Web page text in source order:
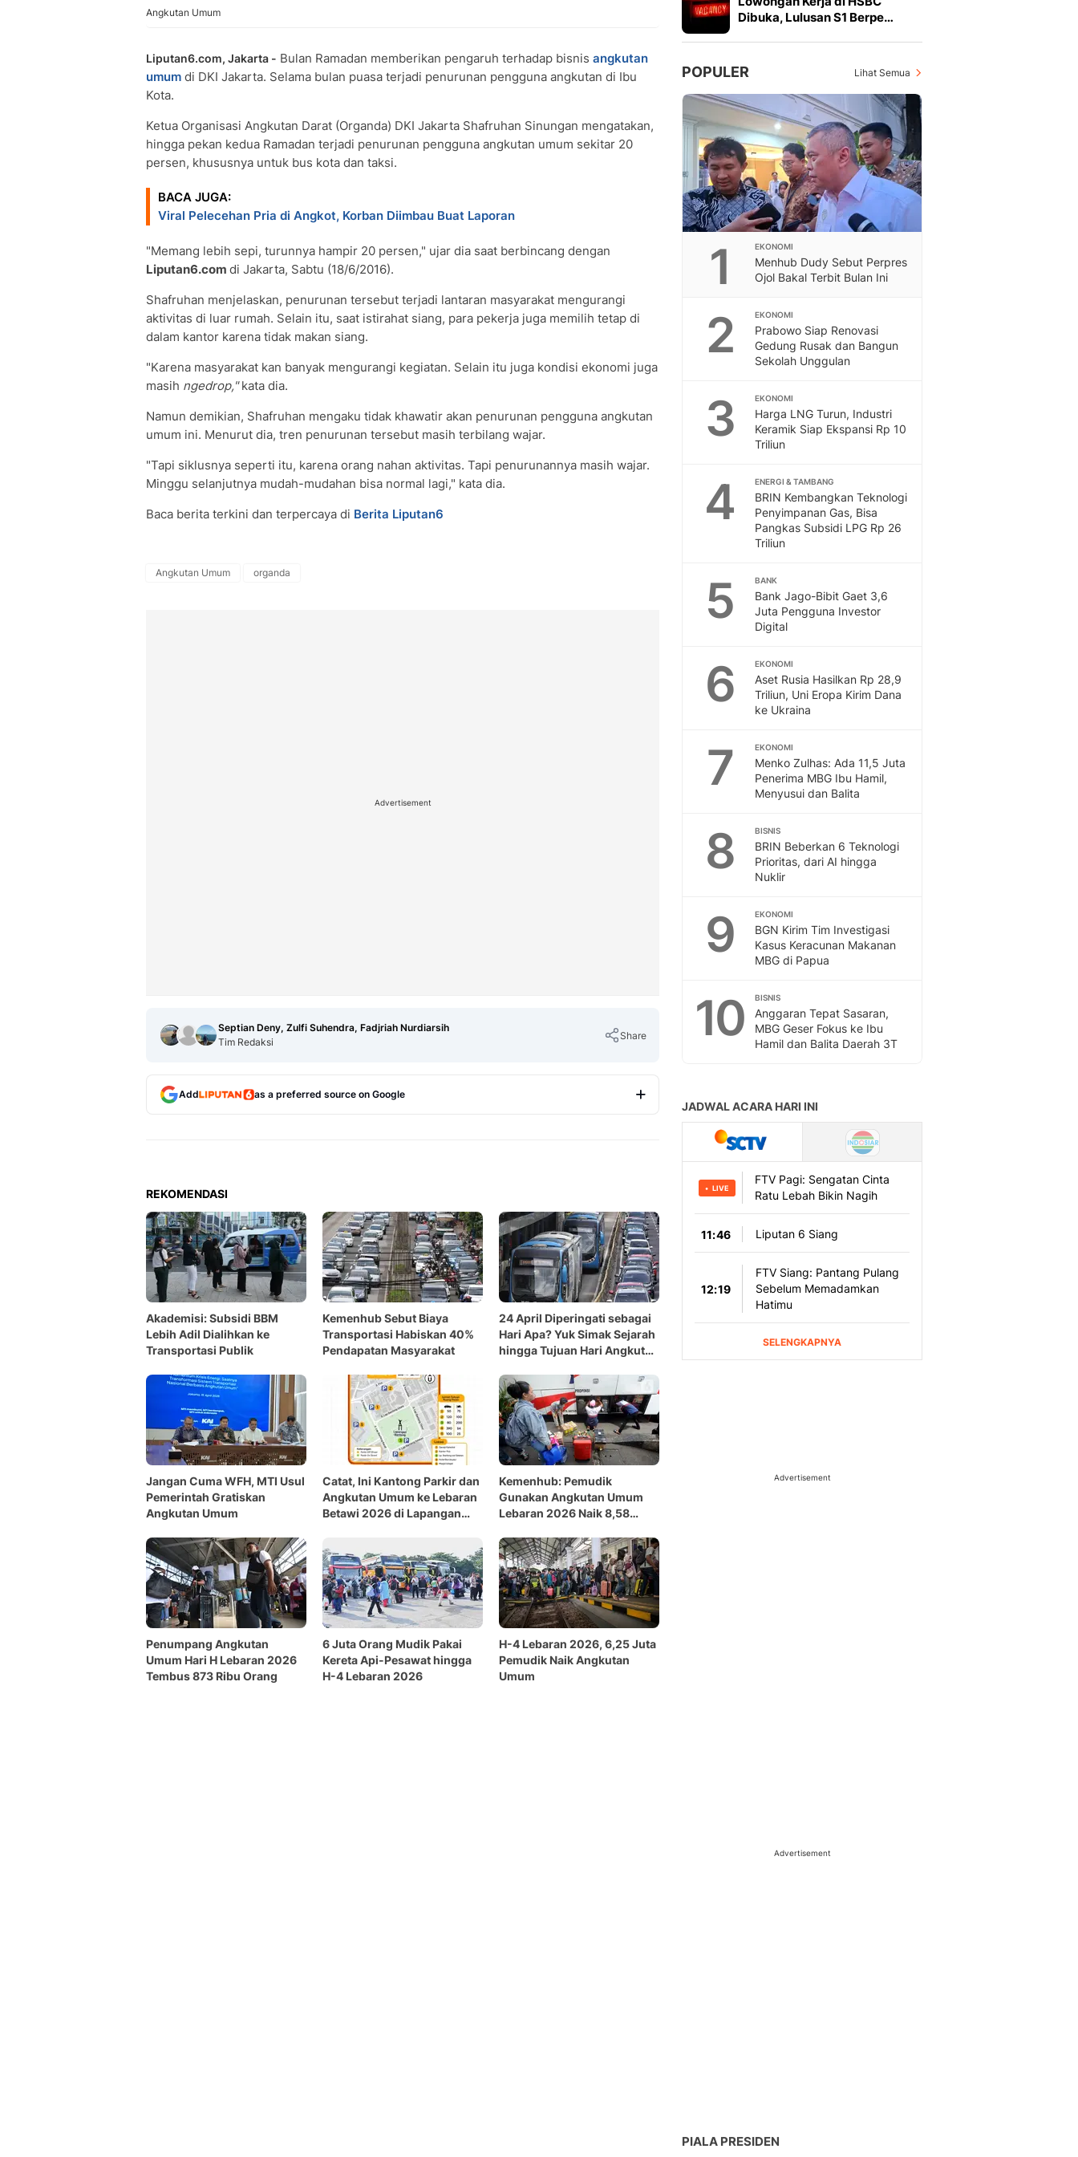
Angkutan Umum
Liputan6.com, Jakarta - Bulan Ramadan memberikan pengaruh terhadap bisnis angkutan
umum di DKI Jakarta. Selama bulan puasa terjadi penurunan pengguna angkutan di Ibu
Kota.
Ketua Organisasi Angkutan Darat (Organda) DKI Jakarta Shafruhan Sinungan mengatakan,
hingga pekan kedua Ramadan terjadi penurunan pengguna angkutan umum sekitar 20
persen, khususnya untuk bus kota dan taksi.
BACA JUGA:
Viral Pelecehan Pria di Angkot, Korban Diimbau Buat Laporan
"Memang lebih sepi, turunnya hampir 20 persen," ujar dia saat berbincang dengan
Liputan6.com di Jakarta, Sabtu (18/6/2016).
Shafruhan menjelaskan, penurunan tersebut terjadi lantaran masyarakat mengurangi
aktivitas di luar rumah. Selain itu, saat istirahat siang, para pekerja juga memilih tetap di
dalam kantor karena tidak makan siang.
"Karena masyarakat kan banyak mengurangi kegiatan. Selain itu juga kondisi ekonomi juga
masih ngedrop,"kata dia.
Namun demikian, Shafruhan mengaku tidak khawatir akan penurunan pengguna angkutan
umum ini‎. Menurut dia, tren penurunan tersebut masih terbilang wajar.
"Tapi siklusnya seperti itu, karena orang nahan aktivitas. Tapi penurunannya masih wajar.
Minggu selanjutnya mudah-mudahan bisa normal lagi," kata dia.
Baca berita terkini dan terpercaya di Berita Liputan6
Angkutan Umum organda
Advertisement
Septian Deny, Zulfi Suhendra, Fadjriah Nurdiarsih
Tim Redaksi
Share
Add as a preferred source on Google
REKOMENDASI
Akademisi: Subsidi BBM
Lebih Adil Dialihkan ke
Transportasi Publik
Kemenhub Sebut Biaya
Transportasi Habiskan 40%
Pendapatan Masyarakat
24 April Diperingati sebagai
Hari Apa? Yuk Simak Sejarah
hingga Tujuan Hari Angkutan
Jangan Cuma WFH, MTI Usul
Pemerintah Gratiskan
Angkutan Umum
Catat, Ini Kantong Parkir dan
Angkutan Umum ke Lebaran
Betawi 2026 di Lapangan
Kemenhub: Pemudik
Gunakan Angkutan Umum
Lebaran 2026 Naik 8,58
2025
Penumpang Angkutan
Umum Hari H Lebaran 2026
Tembus 873 Ribu Orang
6 Juta Orang Mudik Pakai
Kereta Api-Pesawat hingga
H-4 Lebaran 2026
H-4 Lebaran 2026, 6,25 Juta
Pemudik Naik Angkutan
Umum
Dibuka, Lulusan S1 Berpe…
POPULER Lihat Semua
1 EKONOMI
Menhub Dudy Sebut Perpres
Ojol Bakal Terbit Bulan Ini
2 EKONOMI
Prabowo Siap Renovasi
Gedung Rusak dan Bangun
Sekolah Unggulan
3 EKONOMI
Harga LNG Turun, Industri
Keramik Siap Ekspansi Rp 10
Triliun
4 ENERGI & TAMBANG
BRIN Kembangkan Teknologi
Penyimpanan Gas, Bisa
Pangkas Subsidi LPG Rp 26
Triliun
5 BANK
Bank Jago-Bibit Gaet 3,6
Juta Pengguna Investor
Digital
6 EKONOMI
Aset Rusia Hasilkan Rp 28,9
Triliun, Uni Eropa Kirim Dana
ke Ukraina
7 EKONOMI
Menko Zulhas: Ada 11,5 Juta
Penerima MBG Ibu Hamil,
Menyusui dan Balita
8 BISNIS
BRIN Beberkan 6 Teknologi
Prioritas, dari AI hingga
Nuklir
9 EKONOMI
BGN Kirim Tim Investigasi
Kasus Keracunan Makanan
MBG di Papua
10 BISNIS
Anggaran Tepat Sasaran,
MBG Geser Fokus ke Ibu
Hamil dan Balita Daerah 3T
Advertisement
Advertisement
PIALA PRESIDEN